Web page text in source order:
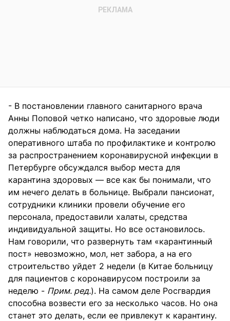
- В постановлении главного санитарного врача
Анны Поповой четко написано, что здоровые люди
должны наблюдаться дома. На заседании
оперативного штаба по профилактике и контролю
за распространением коронавирусной инфекции в
Петербурге обсуждался выбор места для
карантина здоровых — все как бы понимали, что
им нечего делать в больнице. Выбрали пансионат,
сотрудники клиники провели обучение его
персонала, предоставили халаты, средства
индивидуальной защиты. Но все остановилось.
Нам говорили, что развернуть там «карантинный
пост» невозможно, мол, нет забора, а на его
строительство уйдет 2 недели (в Китае больницу
для пациентов с коронавирусом построили за
неделю - Прим. ред.). На самом деле Росгвардия
способна возвести его за несколько часов. Но она
станет это делать, если ее привлекут к карантину.